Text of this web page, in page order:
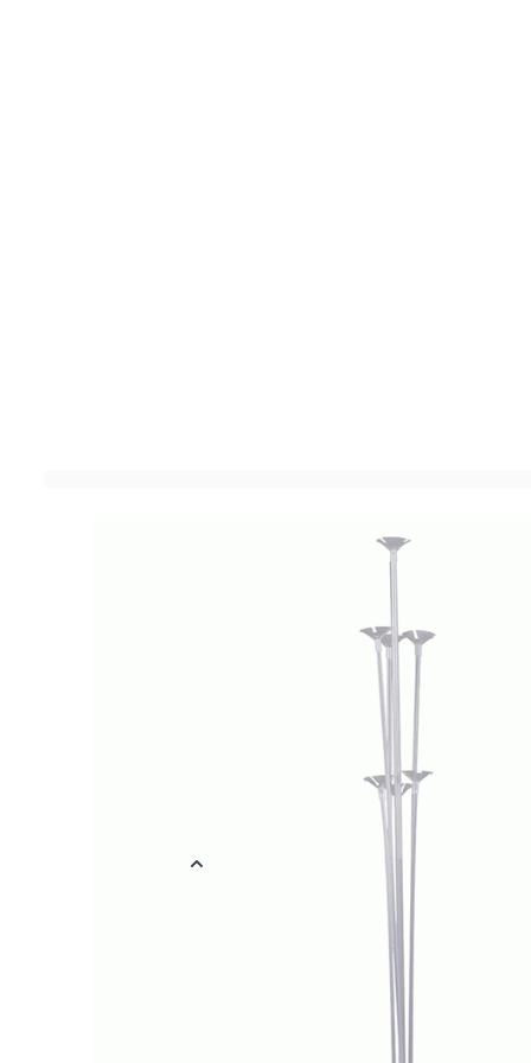
sticklengtes (1x 70 cm, 3x 60 cm, 3x 40 cm) creëer je in een
opvallende ballonpresentatie. Het transparante ontwerp legt de
het perfect maakt voor verjaardagen, bruiloften of
ballonstandaard is een absolute must-have voor feestplanners,
gemak en stijl willen zonder gedoe. Zet het snel in elkaar en
Gemakkelijk te monteren voor een snelle feestopstelling.
Perfect voor feestplanners, ouders en
Transparante staven voor een elegante uitstraling op elk